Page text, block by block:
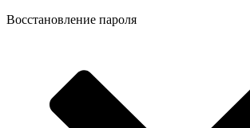
Восстановление пароля